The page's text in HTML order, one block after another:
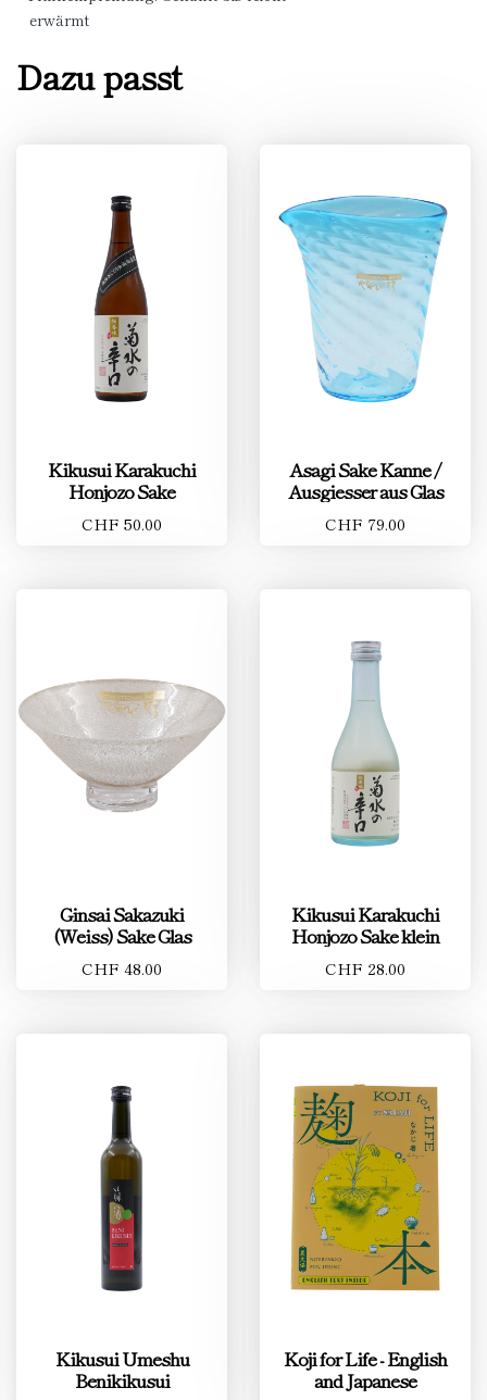
erwärmt
Dazu passt
Kikusui Karakuchi
Honjozo Sake
CHF 50.00
Asagi Sake Kanne /
Ausgiesser aus Glas
CHF 79.00
Ginsai Sakazuki
(Weiss) Sake Glas
CHF 48.00
Kikusui Karakuchi
Honjozo Sake klein
CHF 28.00
Kikusui Umeshu
Benikikusui
Koji for Life - English
and Japanese